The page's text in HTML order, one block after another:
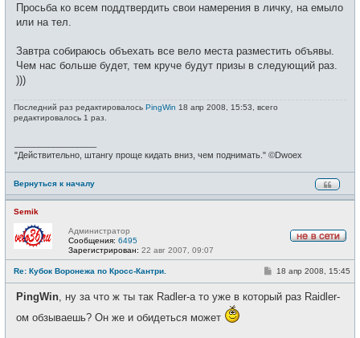
Просьба ко всем поддтвердить свои намерения в личку, на емыло
или на тел.
Завтра собираюсь объехать все вело места разместить объявы.
Чем нас больше будет, тем круче будут призы в следующий раз.
)))
Последний раз редактировалось PingWin 18 апр 2008, 15:53, всего
редактировалось 1 раз.
"Действительно, штангу проще кидать вниз, чем поднимать." ©Dwoex
Вернуться к началу
Semik
с
е
Администратор
Сообщения: 6495
Зарегистрирован: 22 авг 2007, 09:07
Re: Кубок Воронежа по Кросс-Кантри.
С
б
18 апр 2008, 15:45
PingWin , ну за что ж ты так Radler-а то уже в который раз Raidler-
ом обзываешь? Он же и обидеться может